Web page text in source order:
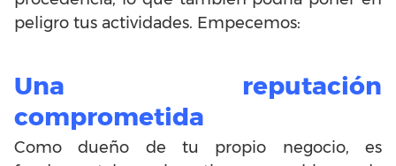
peligro tus actividades. Empecemos:
Una reputación
comprometida
Como dueño de tu propio negocio, es